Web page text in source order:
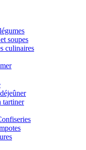
soupes
culinaires
tartiner